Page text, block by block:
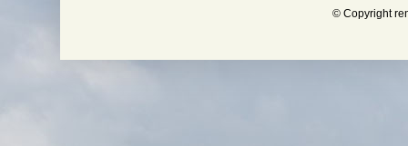
© Copyright